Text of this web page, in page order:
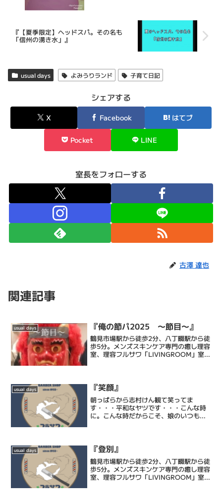
『【夏季限定】ヘッドスパ。その名も
「信州の湧き水」』
usual days よみうりランド 子育て日記
シェアする
X Facebook はてブ
Pocket LINE
室長をフォローする
古澤 達也
関連記事
usual days 『俺の節パ2025 ～節目～』
鶴見市場駅から徒歩2分、八丁畷駅から徒
歩5分。メンズスキンケア専門の癒し理容
室、理容フルサワ「LIVINGROOM」室長
スパ、等で癒...
usual days 『笑顔』
朝っぱらから志村けん観て笑ってま
す・・・平和なヤツです・・・こんな時
に。こんな時だからこそ、娘のいつもと
公式アカウント】 LIN...
usual days 『登別』
鶴見市場駅から徒歩2分、八丁畷駅から徒
歩5分。メンズスキンケア専門の癒し理容
室、理容フルサワ「LIVINGROOM」室長